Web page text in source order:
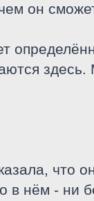
он
здесь.
что
в нём - ни